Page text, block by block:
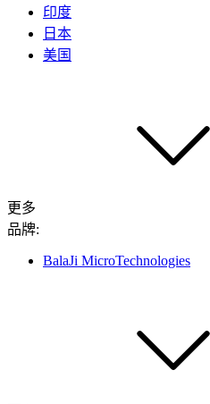
印度
日本
美国
更多
品牌:
BalaJi MicroTechnologies